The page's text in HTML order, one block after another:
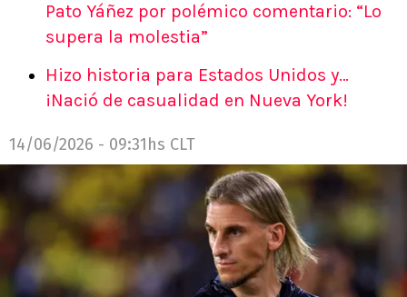
Pato Yáñez por polémico comentario: “Lo
supera la molestia”
Hizo historia para Estados Unidos y…
¡Nació de casualidad en Nueva York!
14/06/2026 - 09:31hs CLT